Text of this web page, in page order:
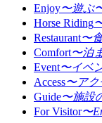
Enjoy〜遊ぶ
Horse Riding
Restaurant〜
Comfort〜泊
Event〜イベ
Access〜ア
Guide〜施設
For Visitor〜